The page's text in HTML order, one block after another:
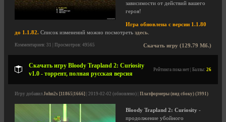
зависимости от действий вашего
героя!
Игра обновлена с версии 1.1.80
до 1.1.82. Список изменений можно посмотреть здесь
Скачать игру (129.79 Мб.)
Комментариев: 31 | Просмотров: 49565
Скачать игру Bloody Trapland 2: Curiosity
v1.0 - торрент, полная русская версия
Рейтинга пока нет | Баллы: 26
Игру добавил John2s [11865|1666] | 2019-02-02 (обновлено) | Платформеры (вид сбоку) (3991)
Bloody Trapland 2: Curiosity -
продолжение убойного